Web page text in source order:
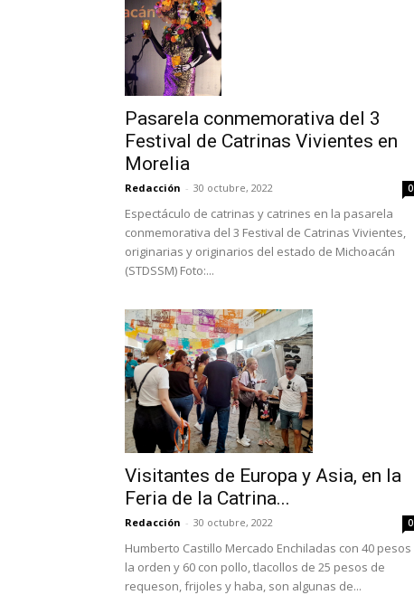
Pasarela conmemorativa del 3
Festival de Catrinas Vivientes en
Morelia
Redacción - 30 octubre, 2022 0
Espectáculo de catrinas y catrines en la pasarela
conmemorativa del 3 Festival de Catrinas Vivientes,
originarias y originarios del estado de Michoacán
(STDSSM) Foto:...
Visitantes de Europa y Asia, en la
Feria de la Catrina...
Redacción - 30 octubre, 2022 0
Humberto Castillo Mercado Enchiladas con 40 pesos
la orden y 60 con pollo, tlacollos de 25 pesos de
requeson, frijoles y haba, son algunas de...